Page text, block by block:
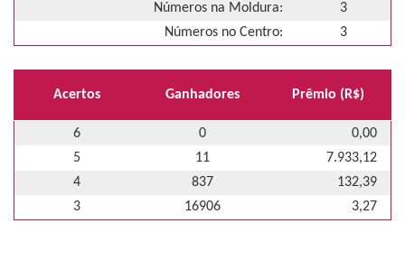
Números na Moldura:
3
Números no Centro:
3
Acertos Ganhadores Prêmio (R$)
6 0
0,00
5
11
7.933,12
4
837
132,39
3
16906 3,27